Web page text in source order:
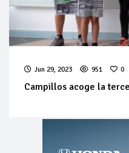
Jun 29, 2023 951 0
Campillos acoge la